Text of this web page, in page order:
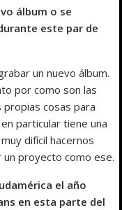
álbum o se
este par de
un nuevo álbum.
por como son las
cosas para
particular tiene una
difícil hacernos
proyecto como ese.
el año
en esta parte del